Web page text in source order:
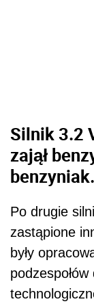
Silnik 3.2
zajął
Po drugie
zastąpione
były